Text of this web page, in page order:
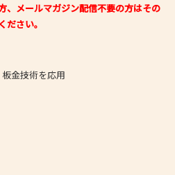
、メールマガジン配信不要の方はその
さい。
金技術を応用